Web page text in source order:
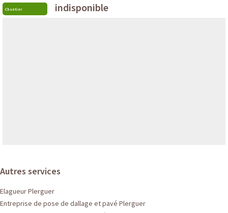
Chantier indisponible
Autres services
Elagueur Plerguer
Entreprise de pose de dallage et pavé Plerguer